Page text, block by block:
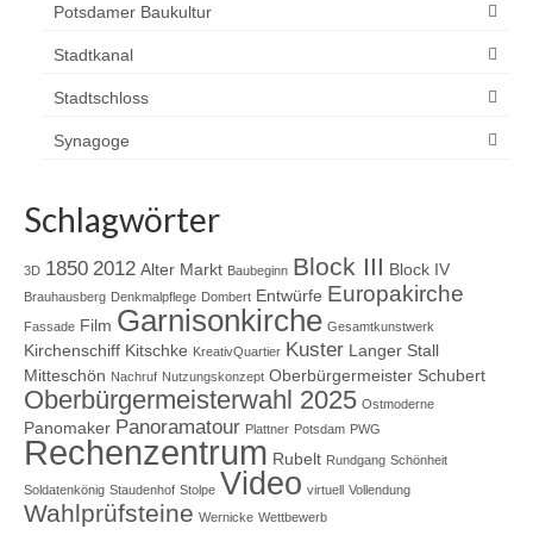
Potsdamer Baukultur
Stadtkanal
Stadtschloss
Synagoge
Schlagwörter
3D 1850 2012 Alter Markt Baubeginn Block III Block IV
Brauhausberg Denkmalpflege Dombert Entwürfe Europakirche
Fassade Film Garnisonkirche Gesamtkunstwerk
Kirchenschiff Kitschke KreativQuartier Kuster Langer Stall
Mitteschön Nachruf Nutzungskonzept Oberbürgermeister Schubert
Oberbürgermeisterwahl 2025 Ostmoderne
Panomaker Panoramatour Plattner Potsdam PWG
Rechenzentrum Rubelt Rundgang Schönheit
Soldatenkönig Staudenhof Stolpe Video virtuell Vollendung
Wahlprüfsteine Wernicke Wettbewerb